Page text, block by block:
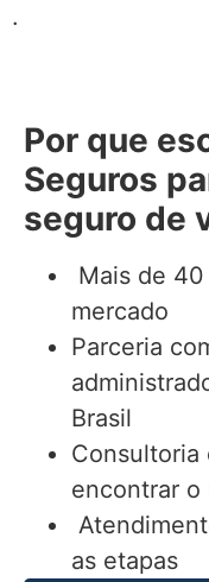
.
Por que
Seguros
seguro de
Mais de
mercado
Parceria
Brasil
Consultoria
encontrar o
as etapas